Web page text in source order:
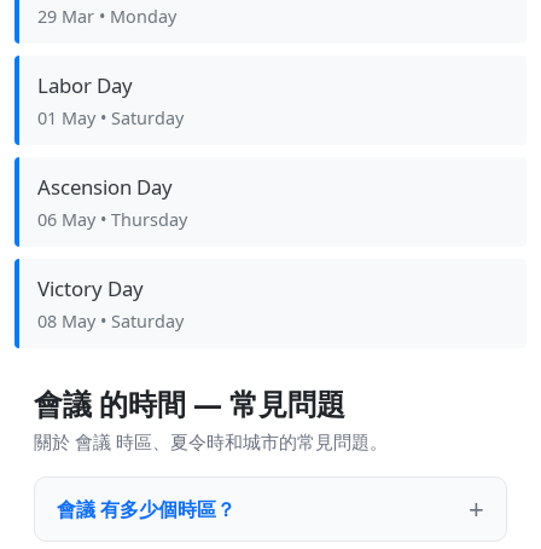
29 Mar • Monday
Labor Day
01 May • Saturday
Ascension Day
06 May • Thursday
Victory Day
08 May • Saturday
會議 的時間 — 常見問題
關於 會議 時區、夏令時和城市的常見問題。
會議 有多少個時區？